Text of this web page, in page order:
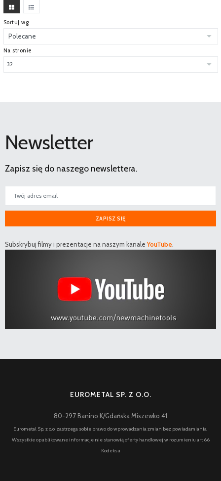
Sortuj wg
Na stronie
Newsletter
Zapisz się do naszego newslettera.
ZAPISZ SIĘ
Subskrybuj filmy i prezentacje na naszym kanaleYouTube
EUROMETAL SP. Z O.O.
80-297 Banino K/Gdańska Miszewko 41
Eurometal Sp. z o.o. zastrzega sobie prawo do wprowadzania zmian bez powiadamiania.
Wszystkie opublikowane informacje nie stanowią oferty handlowej w rozumieniu art.66
Kodeksu